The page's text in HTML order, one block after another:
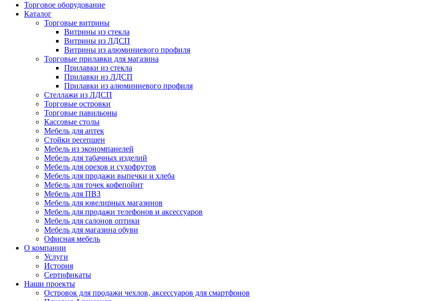
Торговое оборудование
Каталог
Торговые витрины
Витрины из cтекла
Витрины из ЛДСП
Витрины из алюминиевого профиля
Торговые прилавки для магазина
Прилавки из стекла
Прилавки из ЛДСП
Прилавки из алюминиевого профиля
Стеллажи из ЛДСП
Торговые островки
Торговые павильоны
Кассовые столы
Мебель для аптек
Стойки ресепшен
Мебель из экономпанелей
Мебель для табачных изделий
Мебель для орехов и сухофрутов
Мебель для продажи выпечки и хлеба
Мебель для точек кофепойнт
Мебель для ПВЗ
Мебель для ювелирных магазинов
Мебель для продажи телефонов и аксессуаров
Мебель для салонов оптики
Мебель для магазина обуви
Офисная мебель
О компании
Услуги
История
Сертификаты
Наши проекты
Островок для продажи чехлов, аксессуаров для смартфонов